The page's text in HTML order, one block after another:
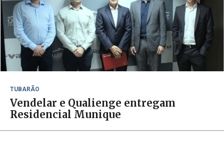
TUBARÃO
Vendelar e Qualienge entregam
Residencial Munique